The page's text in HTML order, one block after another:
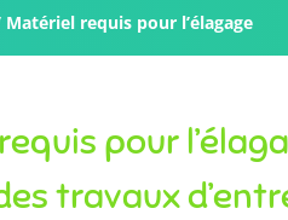
Matériel requis pour l’élagage
pour
travaux